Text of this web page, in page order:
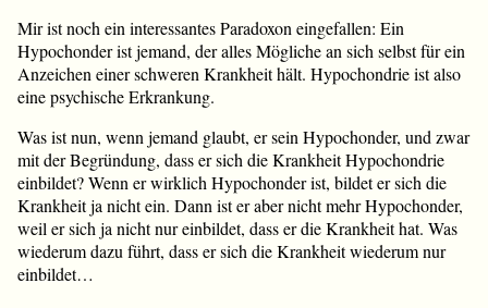
Mir ist noch ein interessantes Paradoxon eingefallen: Ein
Hypochonder ist jemand, der alles Mögliche an sich selbst für ein
Anzeichen einer schweren Krankheit hält. Hypochondrie ist also
eine psychische Erkrankung.
Was ist nun, wenn jemand glaubt, er sein Hypochonder, und zwar
mit der Begründung, dass er sich die Krankheit Hypochondrie
einbildet? Wenn er wirklich Hypochonder ist, bildet er sich die
Krankheit ja nicht ein. Dann ist er aber nicht mehr Hypochonder,
weil er sich ja nicht nur einbildet, dass er die Krankheit hat. Was
wiederum dazu führt, dass er sich die Krankheit wiederum nur
einbildet…